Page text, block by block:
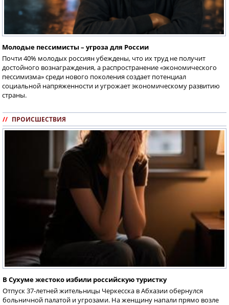
Молодые пессимисты – угроза для России
Почти 40% молодых россиян убеждены, что их труд не получит
достойного вознаграждения, а распространение «экономического
пессимизма» среди нового поколения создает потенциал
социальной напряженности и угрожает экономическому развитию
страны.
// ПРОИСШЕСТВИЯ
В Сухуме жестоко избили российскую туристку
Отпуск 37-летней жительницы Черкесска в Абхазии обернулся
больничной палатой и угрозами. На женщину напали прямо возле